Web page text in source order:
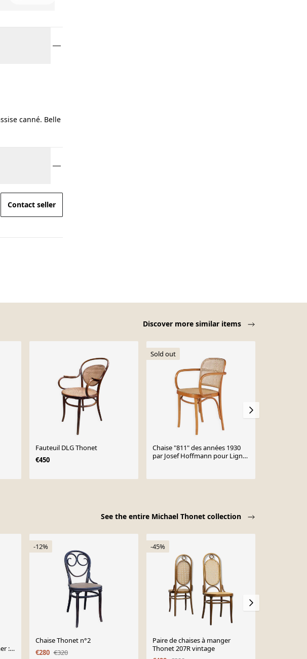
canné. Belle
Contact seller
Discover more similar items
Fauteuil DLG Thonet
€450
Sold out
Chaise "811" des années 1930
par Josef Hoffmann pour Ligna,
See the entire Michael Thonet collection
:
-12%
Chaise Thonet n°2
€280 €320
-45%
Paire de chaises à manger
Thonet 207R vintage